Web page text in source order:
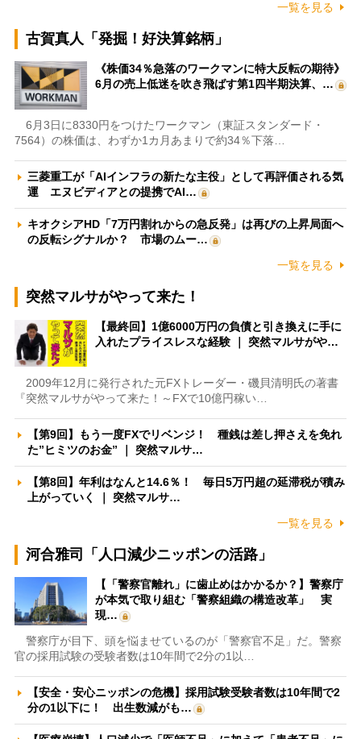
一覧を見る
古賀真人「発掘！好決算銘柄」
《株価34％急落のワークマンに特大反転の期待》
6月の売上低迷を吹き飛ばす第1四半期決算、…
6月3日に8330円をつけたワークマン（東証スタンダード・
7564）の株価は、わずか1カ月あまりで約34％下落…
三菱重工が「AIインフラの新たな主役」として再評価される気
運 エヌビディアとの提携でAI…
キオクシアHD「7万円割れからの急反発」は再びの上昇局面へ
の反転シグナルか？ 市場のムー…
一覧を見る
突然マルサがやって来た！
【最終回】1億6000万円の負債と引き換えに手に
入れたプライスレスな経験 ｜ 突然マルサがや…
2009年12月に発行された元FXトレーダー・磯貝清明氏の著書
『突然マルサがやって来た！～FXで10億円稼い…
【第9回】もう一度FXでリベンジ！ 種銭は差し押さえを免れ
た”ヒミツのお金” ｜ 突然マルサ…
【第8回】年利はなんと14.6％！ 毎日5万円超の延滞税が積み
上がっていく ｜ 突然マルサ…
一覧を見る
河合雅司「人口減少ニッポンの活路」
【「警察官離れ」に歯止めはかかるか？】警察庁
が本気で取り組む「警察組織の構造改革」 実
現…
警察庁が目下、頭を悩ませているのが「警察官不足」だ。警察
官の採用試験の受験者数は10年間で2分の1以…
【安全・安心ニッポンの危機】採用試験受験者数は10年間で2
分の1以下に！ 出生数減がも…